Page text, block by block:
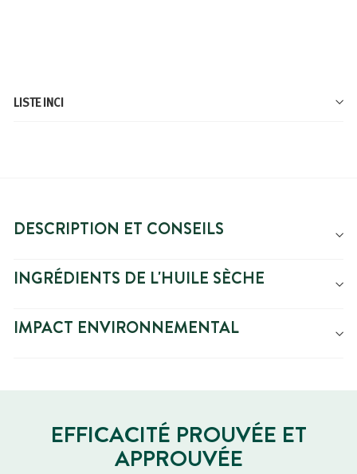
LISTE INCI
DESCRIPTION ET CONSEILS
INGRÉDIENTS DE L'HUILE SÈCHE
IMPACT ENVIRONNEMENTAL
EFFICACITÉ PROUVÉE ET
APPROUVÉE